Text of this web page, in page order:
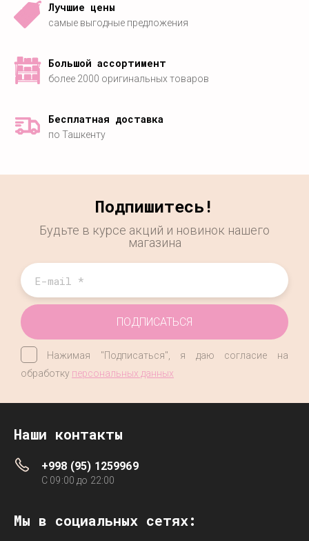
Лучшие цены
самые выгодные предложения
Большой ассортимент
более 2000 оригинальных товаров
Бесплатная доставка
по Ташкенту
Подпишитесь!
Будьте в курсе акций и новинок нашего
магазина
Нажимая "Подписаться", я даю согласие на
обработку персональных данных
ПОДПИСАТЬСЯ
Наши контакты
+998 (95) 1259969
C 09:00 до 22:00
Мы в социальных сетях: